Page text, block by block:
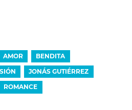
AMOR BENDITA
JONÁS GUTIÉRREZ
ROMANCE